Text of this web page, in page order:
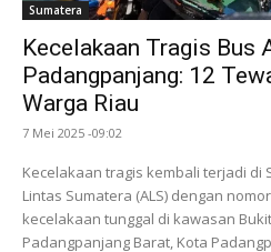
Sumatera
Kecelakaan Tragis Bus
Padangpanjang: 12
Warga Riau
7 Mei 2025 -09:02
Kecelakaan tragis kembali terjadi di
Lintas Sumatera (ALS) dengan
kecelakaan tunggal di kawasan
Padangpanjang Barat, Kota